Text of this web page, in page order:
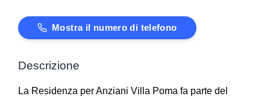
Mostra il numero di telefono
Descrizione
La Residenza per Anziani Villa Poma fa parte del